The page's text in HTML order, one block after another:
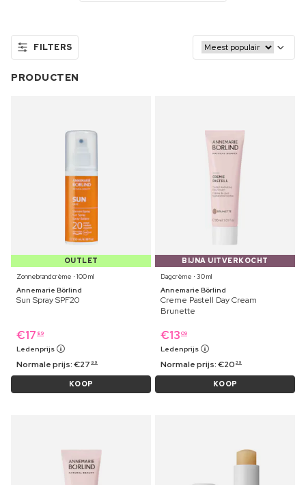
FILTERS
PRODUCTEN
OUTLET
Zonnebrandcrème ⋅ 100 ml
Annemarie Börlind
Sun Spray SPF20
€17 89
Ledenprijs
Normale prijs:€27 99
KOOP
BIJNA UITVERKOCHT
Dagcrème ⋅ 30 ml
Annemarie Börlind
Creme Pastell Day Cream
Brunette
€13 09
Ledenprijs
Normale prijs:€20 39
KOOP